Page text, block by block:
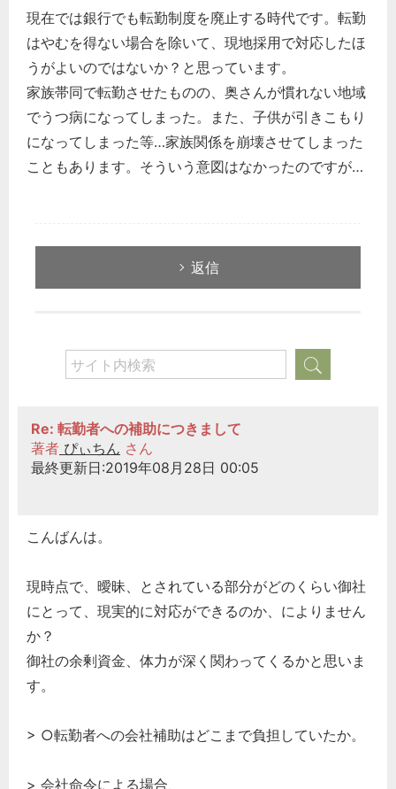
現在では銀行でも転勤制度を廃止する時代です。転勤
はやむを得ない場合を除いて、現地採用で対応したほ
うがよいのではないか？と思っています。
家族帯同で転勤させたものの、奥さんが慣れない地域
でうつ病になってしまった。また、子供が引きこもり
になってしまった等…家族関係を崩壊させてしまった
こともあります。そういう意図はなかったのですが…
返信
Re: 転勤者への補助につきまして
著者 ぴぃちん さん
最終更新日:2019年08月28日 00:05
こんばんは。
現時点で、曖昧、とされている部分がどのくらい御社
にとって、現実的に対応ができるのか、によりません
か？
御社の余剰資金、体力が深く関わってくるかと思いま
す。
> ○転勤者への会社補助はどこまで負担していたか。
> 会社命令による場合、